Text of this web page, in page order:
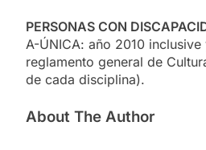
PERSONAS CON
A-ÚNICA: año 2010
reglamento general de
de cada disciplina).
About The Author